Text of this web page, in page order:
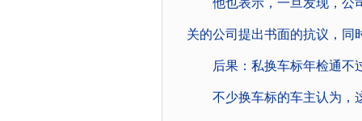
他也表示，一旦发现，公司
关的公司提出书面的抗议，同
后果：私换车标年检通不
不少换车标的车主认为，这